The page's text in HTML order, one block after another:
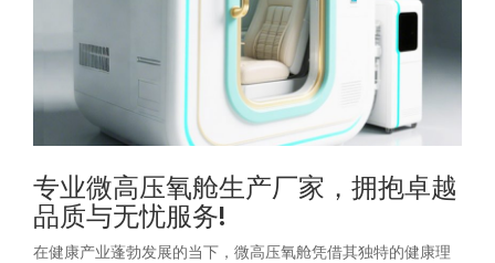
专业微高压氧舱生产厂家，拥抱卓越
品质与无忧服务!
在健康产业蓬勃发展的当下，微高压氧舱凭借其独特的健康理